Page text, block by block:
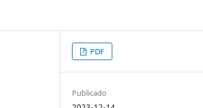
PDF
Publicado